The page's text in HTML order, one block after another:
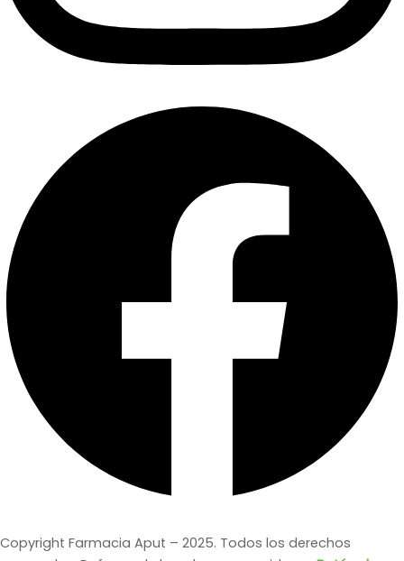
Copyright Farmacia Aput – 2025. Todos los derechos